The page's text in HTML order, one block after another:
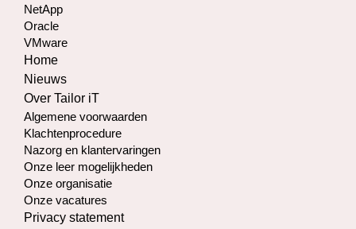
NetApp
Oracle
VMware
Home
Nieuws
Over Tailor iT
Algemene voorwaarden
Klachtenprocedure
Nazorg en klantervaringen
Onze leer mogelijkheden
Onze organisatie
Onze vacatures
Privacy statement